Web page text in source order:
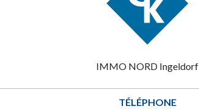
IMMO NORD Ingeldorf
TÉLÉPHONE